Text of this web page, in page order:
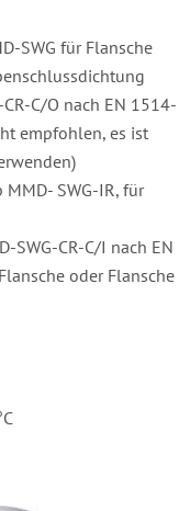
SWG für Flansche
C/O nach EN 1514-
empfohlen, es ist
SWG-IR, für
SWG-CR-C/I nach EN
oder Flansche